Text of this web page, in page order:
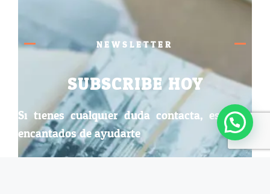
NEWSLETTER
SUBSCRIBE HOY
Si tienes cualquier duda contacta, estamos
encantados de ayudarte.